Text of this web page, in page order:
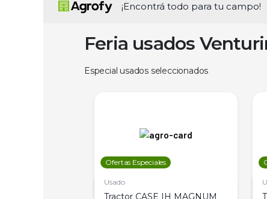
¡Encontrá todo para tu campo!
Feria usados
Especial usados seleccionados
Ofertas Especiales
Usado
Tractor CASE IH MAGNUM